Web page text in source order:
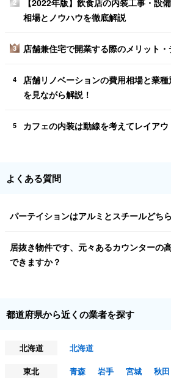
2
【2022年版】飲食店の内装工事・設
相場とノウハウを徹底解説
3 店舗兼住宅で開業する際のメリット
4
店舗リノベーションの費用相場と業
を見ながら解説！
5 カフェの内装は動線を考えてレイアウ
よくある質問
パーテイションはアルミとスチールどち
居抜き物件です、元々あるカウンターの
できますか？
都道府県から近くの業者を探す
北海道
北海道
東北
青森 岩手 宮城 秋田